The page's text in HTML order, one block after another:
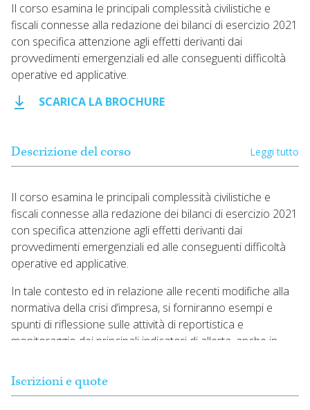
Il corso esamina le principali complessità civilistiche e
fiscali connesse alla redazione dei bilanci di esercizio 2021
con specifica attenzione agli effetti derivanti dai
provvedimenti emergenziali ed alle conseguenti difficoltà
operative ed applicative.
SCARICA LA BROCHURE
Descrizione del corso Leggi tutto
Il corso esamina le principali complessità civilistiche e
fiscali connesse alla redazione dei bilanci di esercizio 2021
con specifica attenzione agli effetti derivanti dai
provvedimenti emergenziali ed alle conseguenti difficoltà
operative ed applicative.
In tale contesto ed in relazione alle recenti modifiche alla
normativa della crisi d’impresa, si forniranno esempi e
spunti di riflessione sulle attività di reportistica e
monitoraggio dei principali indicatori di allerta, anche in
dei requisiti per l’accesso alla composizione negoziata,
nonché una panoramica esaustiva degli attuali tax bonus e
Iscrizioni e quote